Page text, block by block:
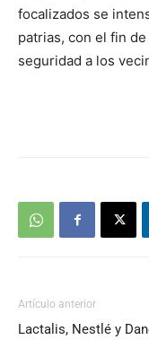
focalizados se
patrias, con el fin
seguridad a los
Artículo anterior
Lactalis, Nestlé y